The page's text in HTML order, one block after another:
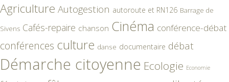
Agriculture Autogestion autoroute et RN126 Barrage de
Sivens Cafés-repaire chanson Cinéma conférence-débat
conférences culture danse documentaire débat
Démarche citoyenne Ecologie Economie